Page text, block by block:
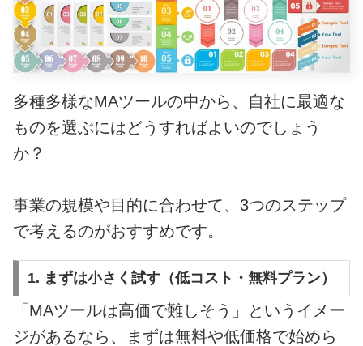
多種多様なMAツールの中から、自社に最適な
ものを選ぶにはどうすればよいのでしょう
か ？
事業の規模や目的に合わせて、3つのステップ
で考えるのがおすすめです。
1. まずは小さく試す（低コスト・無料プラン）
「MAツールは高価で難しそう」というイメー
ジがあるなら、まずは無料や低価格で始めら